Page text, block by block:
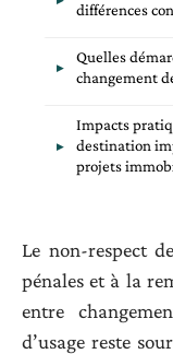
différences
Quelles
changement
Impacts
destination
projets
Le non-respect
pénales et à la
entre
d’usage reste